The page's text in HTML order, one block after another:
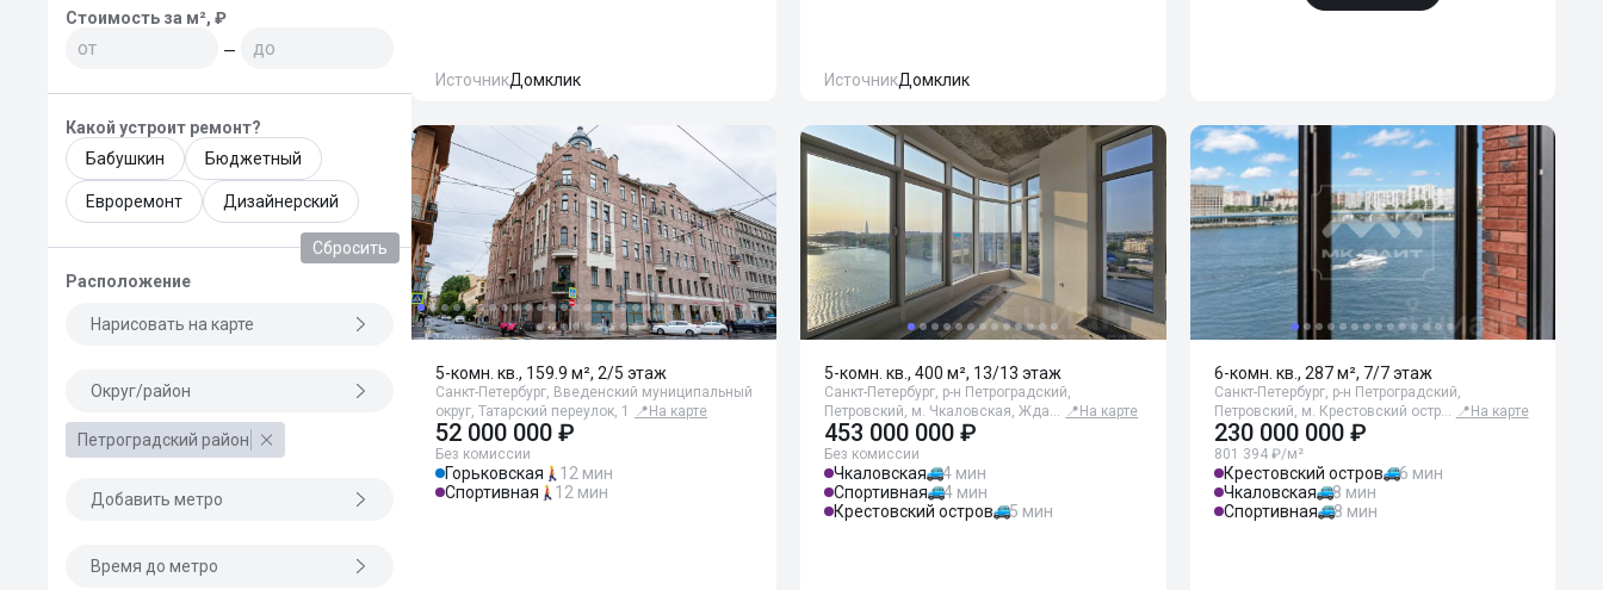
Стоимость за м², ₽
—
Какой устроит ремонт?
Бабушкин
Бюджетный
Евроремонт Дизайнерский
Сбросить
Расположение
Нарисовать на карте
Округ/район
Петроградский район
Добавить метро
Время до метро
ИсточникДомклик ИсточникДомклик
5-комн. кв., 159.9 м², 2/5 этаж
Санкт-Петербург, Введенский муниципальный
округ, Татарский переулок, 1
📍 На карте
52 000 000 ₽
Без комиссии
Горьковская
12 мин
Спортивная
12 мин
5-комн. кв., 400 м², 13/13 этаж
Санкт-Петербург, р-н Петроградский,
Петровский, м. Чкаловская, Жда… 📍 На карте
453 000 000 ₽
Без комиссии
Чкаловская
4 мин
Спортивная
4 мин
Крестовский остров
5 мин
6-комн. кв., 287 м², 7/7 этаж
Санкт-Петербург, р-н Петроградский,
Петровский, м. Крестовский остр… 📍 На карте
230 000 000 ₽
801 394 ₽/м²
Крестовский остров
6 мин
Чкаловская
8 мин
Спортивная
8 мин